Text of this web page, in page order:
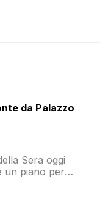
da Palazzo
Sera oggi
un piano per